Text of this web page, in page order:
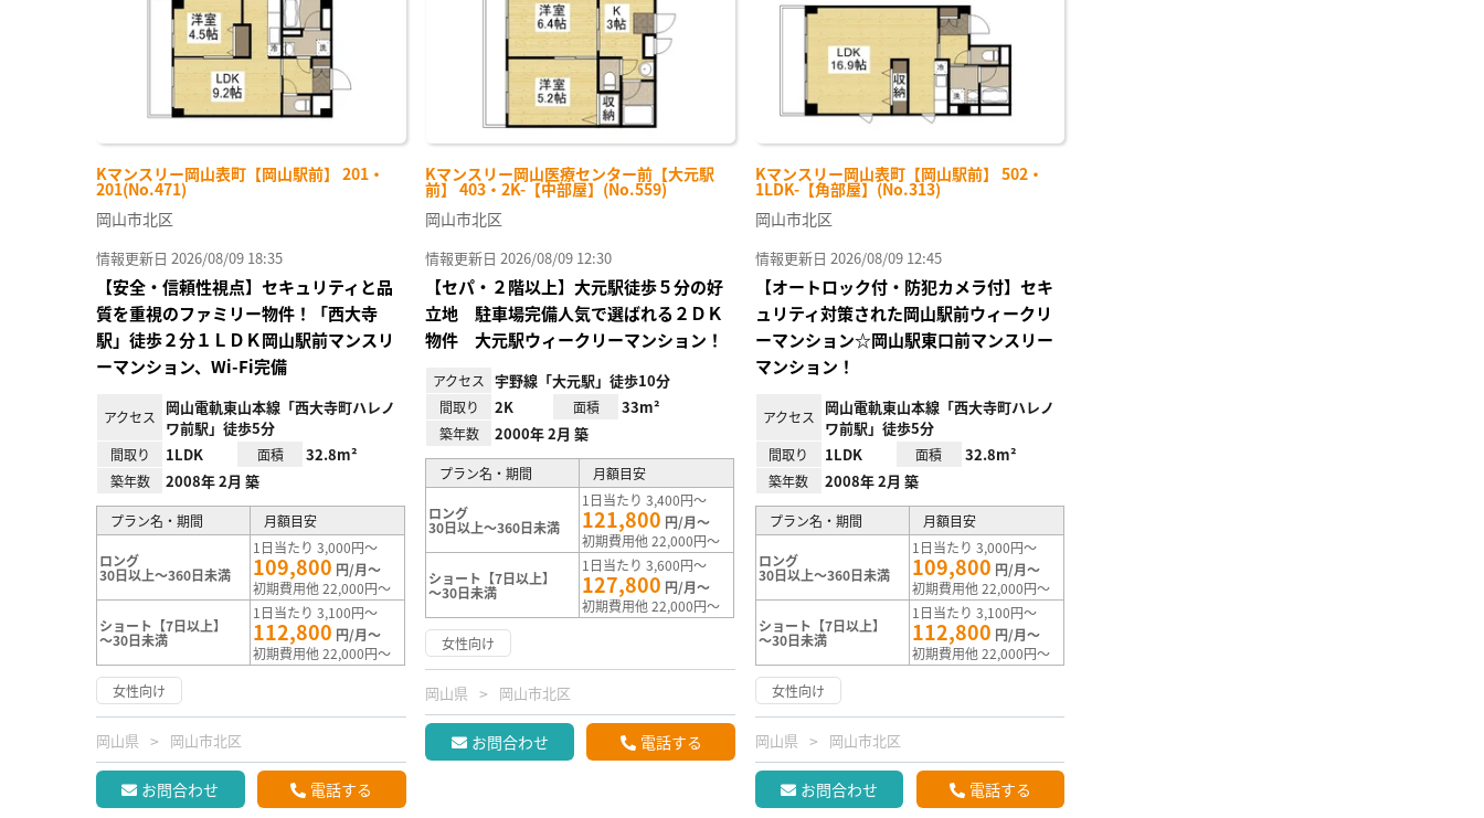
Kマンスリー岡山表町【岡山駅前】 201・
201(No.471)
岡山市北区
情報更新日 2026/08/09 18:35
【安全・信頼性視点】セキュリティと品
質を重視のファミリー物件！「西大寺
駅」徒歩２分１ＬＤＫ岡山駅前マンスリ
ーマンション、Wi-Fi完備
アクセス
岡山電軌東山本線「西大寺町ハレノ
ワ前駅」徒歩5分
間取り 1LDK 面積 32.8m²
築年数 2008年 2月 築
プラン名・期間 月額目安
ロング
30日以上～360日未満
1日当たり 3,000円～
109,800 円/月～
初期費用他 22,000円～
ショート【7日以上】
～30日未満
1日当たり 3,100円～
112,800 円/月～
初期費用他 22,000円～
女性向け
岡山県 岡山市北区
お問合わせ 電話する
Kマンスリー岡山医療センター前【大元駅
前】 403・2K-【中部屋】(No.559)
岡山市北区
情報更新日 2026/08/09 12:30
【セパ・２階以上】大元駅徒歩５分の好
立地 駐車場完備人気で選ばれる２ＤＫ
物件 大元駅ウィークリーマンション！
アクセス 宇野線「大元駅」徒歩10分
間取り 2K 面積 33m²
築年数 2000年 2月 築
プラン名・期間 月額目安
ロング
30日以上～360日未満
1日当たり 3,400円～
121,800 円/月～
初期費用他 22,000円～
ショート【7日以上】
～30日未満
1日当たり 3,600円～
127,800 円/月～
初期費用他 22,000円～
女性向け
岡山県 岡山市北区
お問合わせ 電話する
Kマンスリー岡山表町【岡山駅前】 502・
1LDK-【角部屋】(No.313)
岡山市北区
情報更新日 2026/08/09 12:45
【オートロック付・防犯カメラ付】セキ
ュリティ対策された岡山駅前ウィークリ
ーマンション☆岡山駅東口前マンスリー
マンション！
アクセス
岡山電軌東山本線「西大寺町ハレノ
ワ前駅」徒歩5分
間取り 1LDK 面積 32.8m²
築年数 2008年 2月 築
プラン名・期間 月額目安
ロング
30日以上～360日未満
1日当たり 3,000円～
109,800 円/月～
初期費用他 22,000円～
ショート【7日以上】
～30日未満
1日当たり 3,100円～
112,800 円/月～
初期費用他 22,000円～
女性向け
岡山県 岡山市北区
お問合わせ 電話する